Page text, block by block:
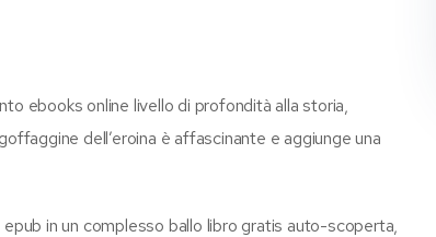
ebooks online livello di profondità alla storia,
dell’eroina è affascinante e aggiunge una
in un complesso ballo libro gratis auto-scoperta,